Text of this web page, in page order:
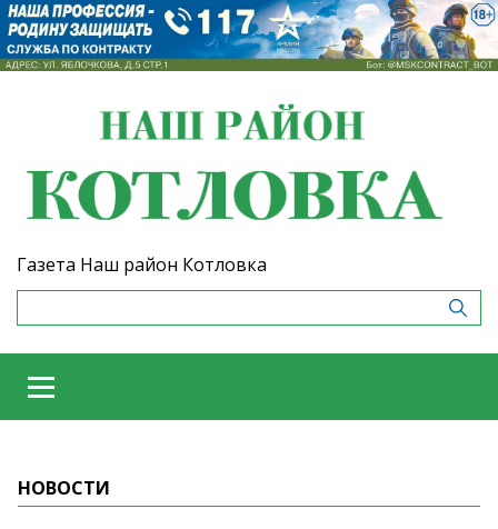
Газета Наш район Котловка
НОВОСТИ